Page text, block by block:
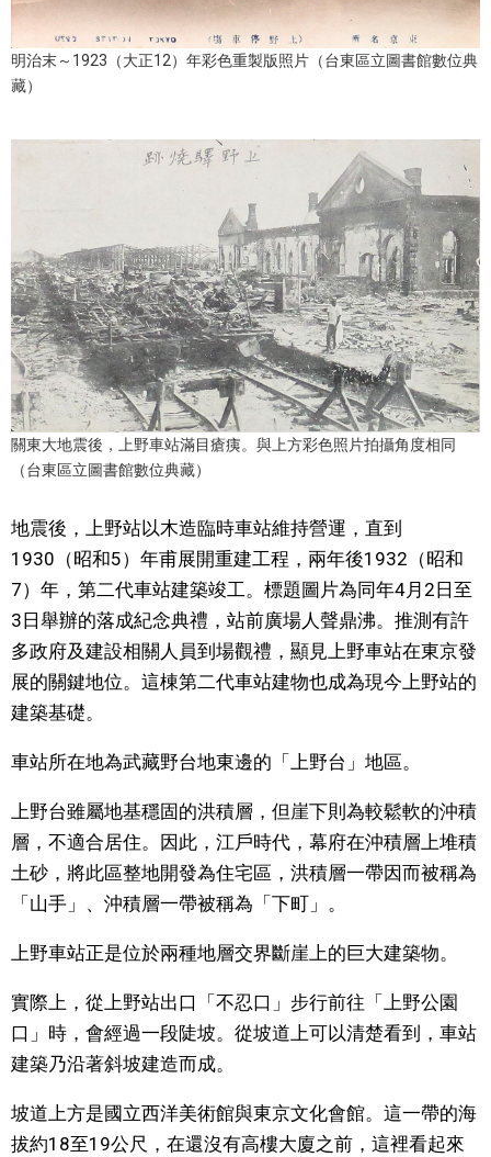
明治末～1923（大正12）年彩色重製版照片（台東區立圖書館數位典
藏）
關東大地震後，上野車站滿目瘡痍。與上方彩色照片拍攝角度相同
（台東區立圖書館數位典藏）
地震後，上野站以木造臨時車站維持營運，直到
1930（昭和5）年甫展開重建工程，兩年後1932（昭和
7）年，第二代車站建築竣工。標題圖片為同年4月2日至
3日舉辦的落成紀念典禮，站前廣場人聲鼎沸。推測有許
多政府及建設相關人員到場觀禮，顯見上野車站在東京發
展的關鍵地位。這棟第二代車站建物也成為現今上野站的
建築基礎。
車站所在地為武藏野台地東邊的「上野台」地區。
上野台雖屬地基穩固的洪積層，但崖下則為較鬆軟的沖積
層，不適合居住。因此，江戶時代，幕府在沖積層上堆積
土砂，將此區整地開發為住宅區，洪積層一帶因而被稱為
「山手」、沖積層一帶被稱為「下町」。
上野車站正是位於兩種地層交界斷崖上的巨大建築物。
實際上，從上野站出口「不忍口」步行前往「上野公園
口」時，會經過一段陡坡。從坡道上可以清楚看到，車站
建築乃沿著斜坡建造而成。
坡道上方是國立西洋美術館與東京文化會館。這一帶的海
拔約18至19公尺，在還沒有高樓大廈之前，這裡看起來